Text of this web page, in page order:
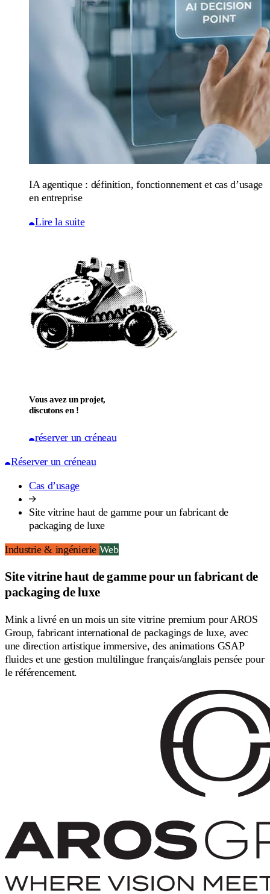
IA agentique : définition, fonctionnement et cas d’usage
en entreprise
Lire la suite
Vous avez un projet,
discutons en !
réserver un créneau
Réserver un créneau
Cas d’usage
Site vitrine haut de gamme pour un fabricant de
packaging de luxe
Industrie & ingénierie Web
Site vitrine haut de gamme pour un fabricant de
packaging de luxe
Mink a livré en un mois un site vitrine premium pour AROS
Group, fabricant international de packagings de luxe, avec
une direction artistique immersive, des animations GSAP
fluides et une gestion multilingue français/anglais pensée pour
le référencement.